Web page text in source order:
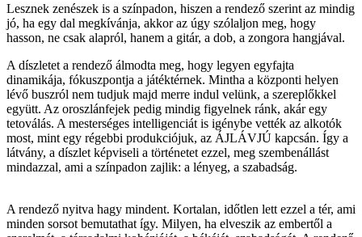
Lesznek zenészek is a színpadon, hiszen a rendező szerint az mindig
jó, ha egy dal megkívánja, akkor az úgy szólaljon meg, hogy
hasson, ne csak alapról, hanem a gitár, a dob, a zongora hangjával.
A díszletet a rendező álmodta meg, hogy legyen egyfajta
dinamikája, fókuszpontja a játéktérnek. Mintha a központi helyen
lévő buszról nem tudjuk majd merre indul velünk, a szereplőkkel
együtt. Az oroszlánfejek pedig mindig figyelnek ránk, akár egy
tetoválás. A mesterséges intelligenciát is igénybe vették az alkotók
most, mint egy régebbi produkciójuk, az ÁJLÁVJÚ kapcsán. Így a
látvány, a díszlet képviseli a történetet ezzel, meg szembenállást
mindazzal, ami a színpadon zajlik: a lényeg, a szabadság.
A rendező nyitva hagy mindent. Kortalan, időtlen lett ezzel a tér, ami
minden sorsot bemutathat így. Milyen, ha elveszik az embertől a